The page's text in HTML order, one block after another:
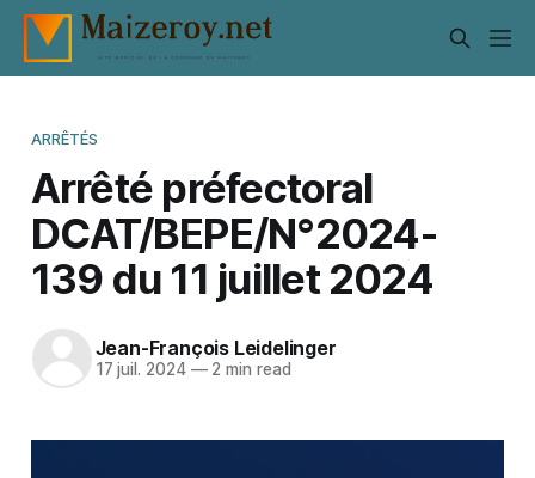
ARRÊTÉS
Arrêté préfectoral
DCAT/BEPE/N°2024-
139 du 11 juillet 2024
Jean-François Leidelinger
17 juil. 2024 —2 min read